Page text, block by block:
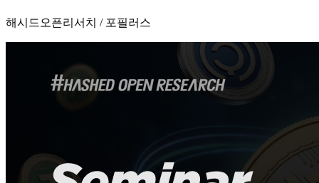
해시드오픈리서치 / 포필러스